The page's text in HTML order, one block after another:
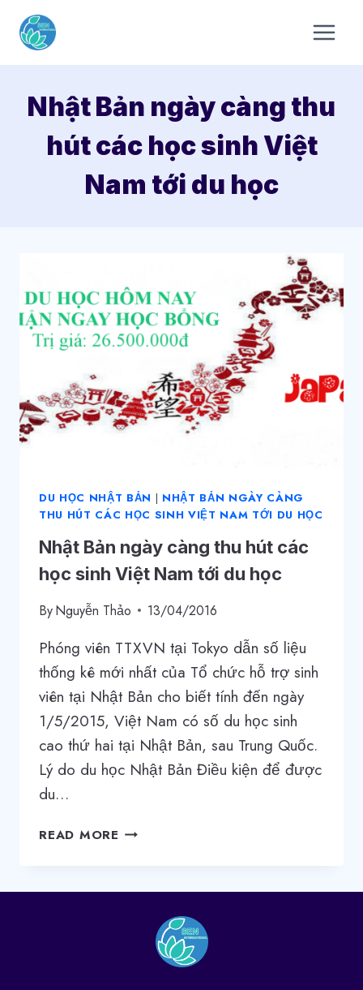
content
Nhật Bản ngày càng thu
hút các học sinh Việt
Nam tới du học
DU HỌC NHẬT BẢN | NHẬT BẢN NGÀY CÀNG
THU HÚT CÁC HỌC SINH VIỆT NAM TỚI DU HỌC
Nhật Bản ngày càng thu hút các
học sinh Việt Nam tới du học
ByNguyễn Thảo 13/04/2016
Phóng viên TTXVN tại Tokyo dẫn số liệu
thống kê mới nhất của Tổ chức hỗ trợ sinh
viên tại Nhật Bản cho biết tính đến ngày
1/5/2015, Việt Nam có số du học sinh
cao thứ hai tại Nhật Bản, sau Trung Quốc.
Lý do du học Nhật Bản Điều kiện để được
du…
READ MORE NHẬT
CÀNG